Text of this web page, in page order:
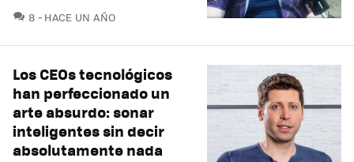
8 COMENTARIOS
HACE UN AÑO
Los CEOs tecnológicos
han perfeccionado un
arte absurdo: sonar
inteligentes sin decir
absolutamente nada